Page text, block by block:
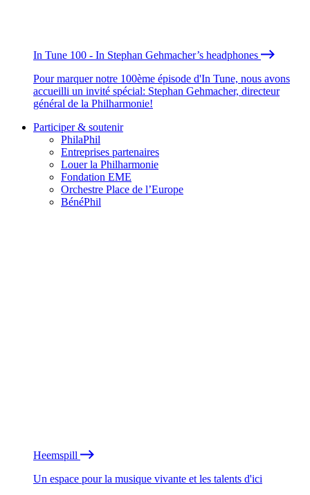
In Tune 100 - In Stephan Gehmacher’s headphones
Pour marquer notre 100ème épisode d'In Tune, nous avons
accueilli un invité spécial: Stephan Gehmacher, directeur
général de la Philharmonie!
Participer & soutenir
PhilaPhil
Entreprises partenaires
Louer la Philharmonie
Fondation EME
Orchestre Place de l’Europe
BénéPhil
Heemspill
Un espace pour la musique vivante et les talents d'ici